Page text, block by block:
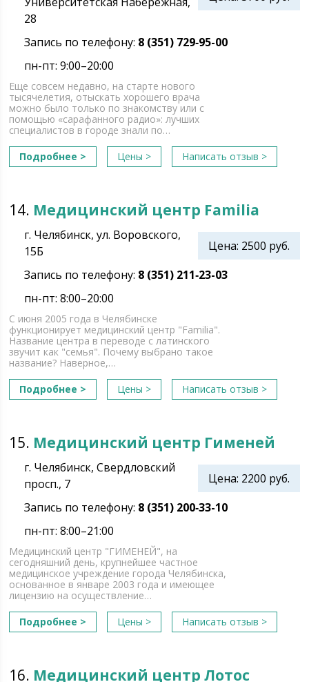
28
Запись по телефону: 8 (351) 729‑95-00
пн-пт: 9:00–20:00
Еще совсем недавно, на старте нового
тысячелетия, отыскать хорошего врача
можно было только по знакомству или с
помощью «сарафанного радио»: лучших
специалистов в городе знали по…
Подробнее >
Цены > Написать отзыв >
14. Медицинский центр Familia
Цена: 2500 руб.
г. Челябинск, ул. Воровского,
15Б
Запись по телефону: 8 (351) 211‑23-03
пн-пт: 8:00–20:00
С июня 2005 года в Челябинске
функционирует медицинский центр "Familia".
Название центра в переводе с латинского
звучит как "семья". Почему выбрано такое
название? Наверное,…
Подробнее >
Цены > Написать отзыв >
15. Медицинский центр Гименей
Цена: 2200 руб.
г. Челябинск, Свердловский
просп., 7
Запись по телефону: 8 (351) 200‑33-10
пн-пт: 8:00–21:00
Медицинский центр "ГИМЕНЕЙ", на
сегодняшний день, крупнейшее частное
медицинское учреждение города Челябинска,
основанное в январе 2003 года и имеющее
лицензию на осуществление…
Подробнее >
Цены > Написать отзыв >
16. Медицинский центр Лотос